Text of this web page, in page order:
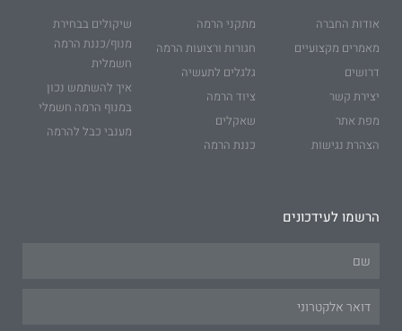
אודות החברה
מאמרים מקצועיים
דרושים
יצירת קשר
מפת אתר
הצהרת נגישות
מתקני הרמה
חגורות ורצועות הרמה
גלגלים לתעשיה
ציוד הרמה
שאקלים
כננת הרמה
שיקולים בבחירת
מנוף/כננת הרמה
חשמלית
איך להשתמש נכון
במנוף הרמה חשמלי
מענבי כבל להרמה
הרשמו לעידכונים